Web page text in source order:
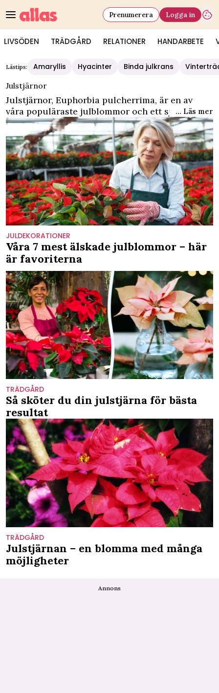
LIVSÖDEN TRÄDGÅRD RELATIONER HANDARBETE
Prenumerera Logga in
Lästips: Amaryllis Hyacinter Binda julkrans
Julstjärnor
Julstjärnor, Euphorbia pulcherrima, är en av
våra populäraste julblommor och ett självklart
inslag i julpyntet! Här har vi samlat praktiska
skötselråd för julstjärnor så att du kan njuta av
dina röda krukväxter hela julen! Lär dig hur du
förhindrar uttorkning och hur du får dina
julstjärnor att blomma om! Lycka till med dina
julstjärnor!
... Läs mer
JULDEKORATIONER
Våra 7 mest älskade julblommor – här
är favoriterna
TRÄDGÅRD
Så sköter du din julstjärna för bästa
resultat
TRÄDGÅRD
Julstjärnan – en blomma med många
möjligheter
Annons